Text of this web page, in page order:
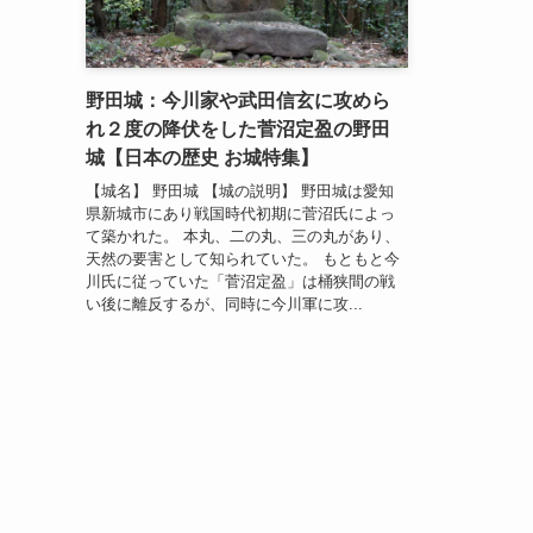
野田城：今川家や武田信玄に攻めら
れ２度の降伏をした菅沼定盈の野田
城【日本の歴史 お城特集】
【城名】 野田城 【城の説明】 野田城は愛知
県新城市にあり戦国時代初期に菅沼氏によっ
て築かれた。 本丸、二の丸、三の丸があり、
天然の要害として知られていた。 もともと今
川氏に従っていた「菅沼定盈」は桶狭間の戦
い後に離反するが、同時に今川軍に攻...